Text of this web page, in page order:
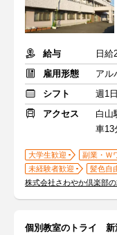
給与
日
雇用形態
アル
シフト
週1
アクセス
白山
車13
大学生歓迎 副業・Ｗ
未経験者歓迎
髪色自
株式会社さわやか倶楽部
個別教室のトライ 新